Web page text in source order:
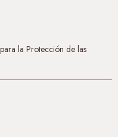
la Protección de las